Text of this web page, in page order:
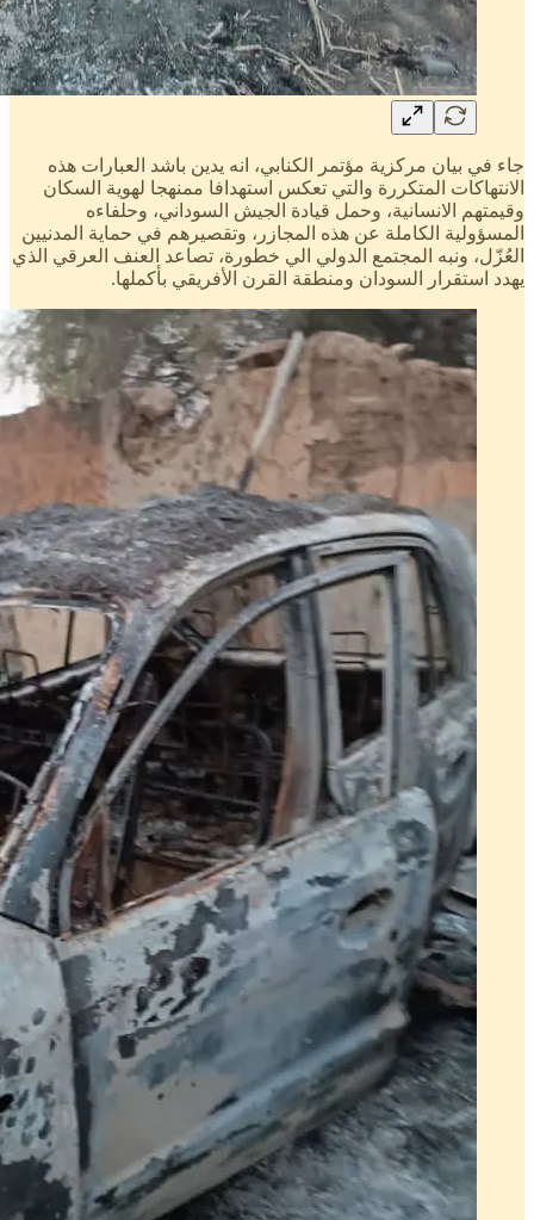
جاء في بيان مركزية مؤتمر الكنابي، انه يدين باشد العبارات هذه
الانتهاكات المتكررة والتي تعكس استهدافا ممنهجا لهوية السكان
وقيمتهم الانسانية، وحمل قيادة الجيش السوداني، وحلفاءه
المسؤولية الكاملة عن هذه المجازر، وتقصيرهم في حماية المدنيين
العُزّل، ونبه المجتمع الدولي الي خطورة، تصاعد العنف العرقي الذي
يهدد استقرار السودان ومنطقة القرن الأفريقي بأكملها.